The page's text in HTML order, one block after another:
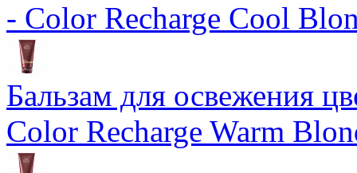
- Color Recharge Cool
Бальзам для освежения
Color Recharge Warm